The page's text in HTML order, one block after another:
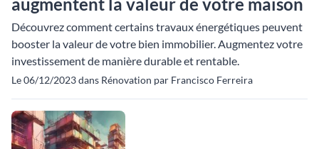
Découvrez comment certains travaux énergétiques peuvent
booster la valeur de votre bien immobilier. Augmentez votre
investissement de manière durable et rentable.
Le 06/12/2023 dans Rénovation par Francisco Ferreira